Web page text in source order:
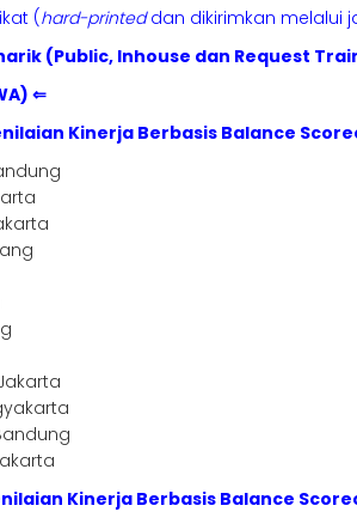
(hard-printeddan dikirimkan melalui
(Public, Inhouse dan Request
⇐
Kinerja Berbasis Balance
Kinerja Berbasis Balance